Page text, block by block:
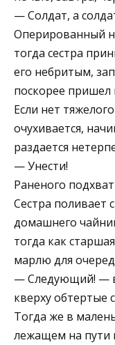
— Солдат, а
Оперированный
тогда сестра
его небритым,
поскорее пришел
Если нет
очухивается,
раздается
— Унести!
Раненого
Сестра поливает
домашнего
тогда как
марлю для
— Следующий! —
кверху обтертые
Тогда же в
лежащем на пути